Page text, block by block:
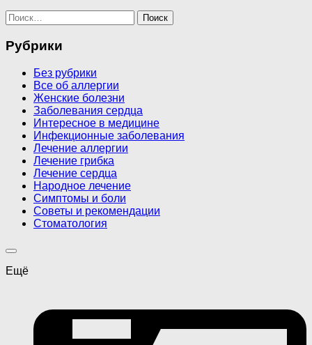
Найти:
Рубрики
Без рубрики
Все об аллергии
Женские болезни
Заболевания сердца
Интересное в медицине
Инфекционные заболевания
Лечение аллергии
Лечение грибка
Лечение сердца
Народное лечение
Симптомы и боли
Советы и рекомендации
Стоматология
Ещё